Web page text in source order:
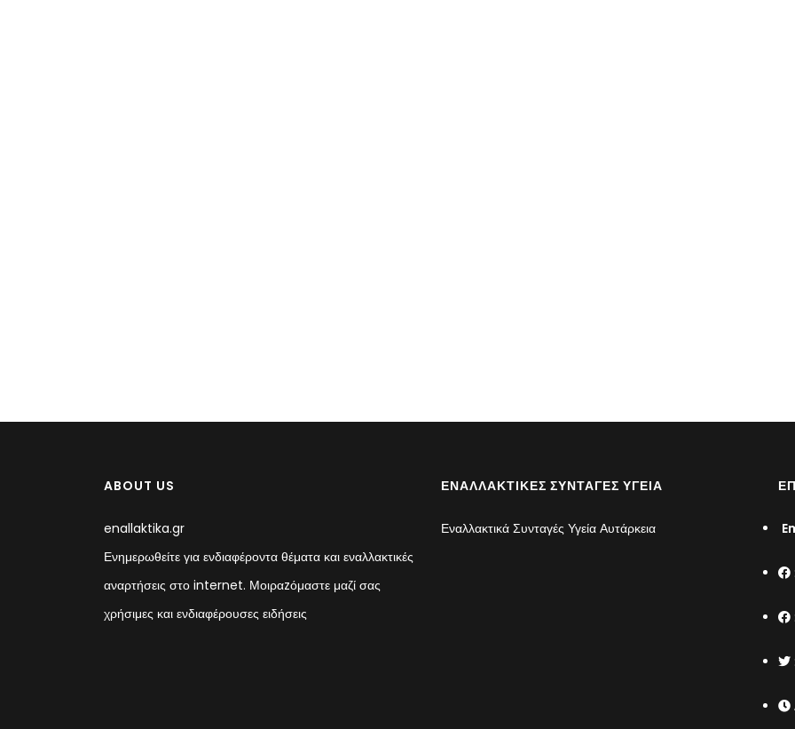
ABOUT US
enallaktika.gr
Ενημερωθείτε για ενδιαφέροντα θέματα και εναλλακτικές
αναρτήσεις στο internet. Μοιραzόμαστε μαζί σας
χρήσιμες και ενδιαφέρουσες ειδήσεις
ΕΝΑΛΛΑΚΤΙΚΈΣ ΣΥΝΤΑΓΈΣ ΥΓΕΊΑ
Εναλλακτικά Συνταγές Υγεία Αυτάρκεια
:
:
: